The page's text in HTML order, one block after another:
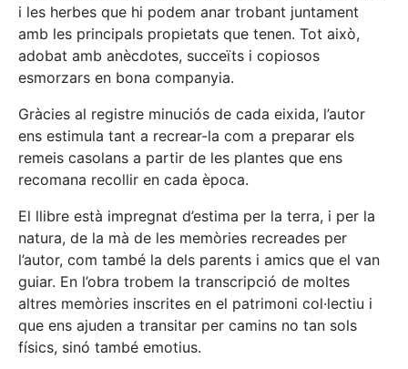
i les herbes que hi podem anar trobant juntament
amb les principals propietats que tenen. Tot això,
adobat amb anècdotes, succeïts i copiosos
esmorzars en bona companyia.
Gràcies al registre minuciós de cada eixida, l’autor
ens estimula tant a recrear-la com a preparar els
remeis casolans a partir de les plantes que ens
recomana recollir en cada època.
El llibre està impregnat d’estima per la terra, i per la
natura, de la mà de les memòries recreades per
l’autor, com també la dels parents i amics que el van
guiar. En l’obra trobem la transcripció de moltes
altres memòries inscrites en el patrimoni col·lectiu i
que ens ajuden a transitar per camins no tan sols
físics, sinó també emotius.